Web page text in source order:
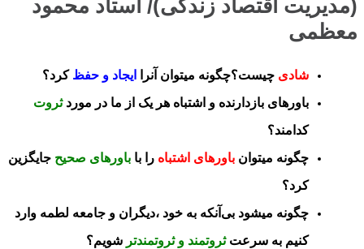
(مدیریت اقتصاد زندگی)/ استاد محمود
معظمی
شادی چیست؟چگونه میتوان آنرا ایجاد و حفظکرد؟
باورهای بازدارنده و اشتباه هر یک از ما در موردثروت
کدامند؟
چگونه میتوان باورهای اشتباه را با باورهای صحیح جایگزین
کرد؟
چگونه میشود بی‌آنکه به خود ،دیگران و جامعه لطمه وارد
کنیم به سرعتثروتمند و ثروتمندتر شویم؟